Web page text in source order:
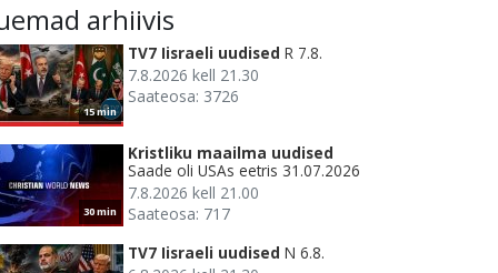
arhiivis
15 min
TV7 Iisraeli uudised R 7.8.
7.8.2026 kell 21.30
Saateosa: 3726
30 min
Kristliku maailma uudised
Saade oli USAs eetris 31.07.2026
7.8.2026 kell 21.00
Saateosa: 717
TV7 Iisraeli uudised N 6.8.